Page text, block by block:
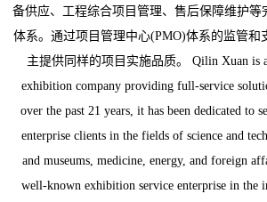
备供应、工程综合项目管理、售后保障维护等
体系。通过项目管理中心(PMO)体系的监管和
主提供同样的项目实施品质。 Qilin Xuan is
exhibition company providing full-service
over the past 21 years, it has been dedicated to
enterprise clients in the fields of science and
and museums, medicine, energy, and foreign
well-known exhibition service enterprise in the